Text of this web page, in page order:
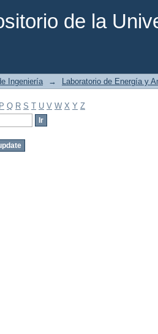
de la
Ingeniería → Laboratorio de Energía y
P Q R S T U V W X Y Z